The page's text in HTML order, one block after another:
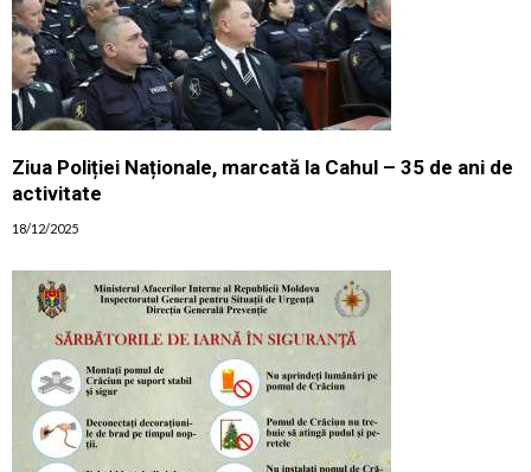
Ziua Poliției Naționale, marcată la Cahul – 35 de ani de
activitate
18/12/2025